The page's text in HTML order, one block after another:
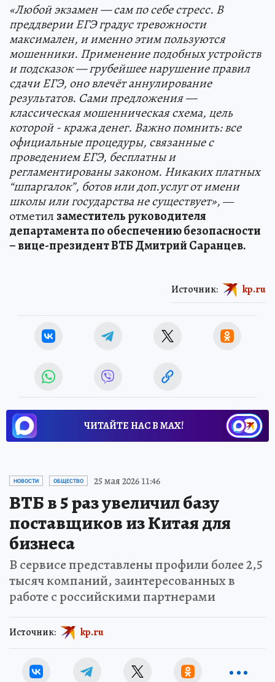
«Любой экзамен — сам по себе стресс. В
преддверии ЕГЭ градус тревожности
максимален, и именно этим пользуются
мошенники. Применение подобных устройств
и подсказок — грубейшее нарушение правил
сдачи ЕГЭ, оно влечёт аннулирование
результатов. Сами предложения —
классическая мошенническая схема, цель
которой - кража денег. Важно помнить: все
официальные процедуры, связанные с
проведением ЕГЭ, бесплатны и
регламентированы законом. Никаких платных
“шпаргалок”, ботов или доп.услуг от имени
школы или государства не существует»,—
отметил заместитель руководителя
департамента по обеспечению безопасности
– вице-президент ВТБ Дмитрий Саранцев.
Источник: kp.ru
ЧИТАЙТЕ НАС В МАХ!
НОВОСТИ ОБЩЕСТВО 25 мая 2026 11:46
ВТБ в 5 раз увеличил базу
поставщиков из Китая для
бизнеса
В сервисе представлены профили более 2,5
тысяч компаний, заинтересованных в
работе с российскими партнерами
Источник: kp.ru